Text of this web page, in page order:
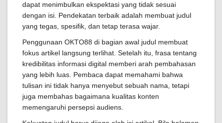
dapat menimbulkan ekspektasi yang tidak sesuai
dengan isi. Pendekatan terbaik adalah membuat judul
yang tegas, spesifik, dan tetap terasa wajar.
Penggunaan OKTO88 di bagian awal judul membuat
fokus artikel langsung terlihat. Setelah itu, frasa tentang
kredibilitas informasi digital memberi arah pembahasan
yang lebih luas. Pembaca dapat memahami bahwa
tulisan ini tidak hanya menyebut sebuah nama, tetapi
juga membahas bagaimana kualitas konten
memengaruhi persepsi audiens.